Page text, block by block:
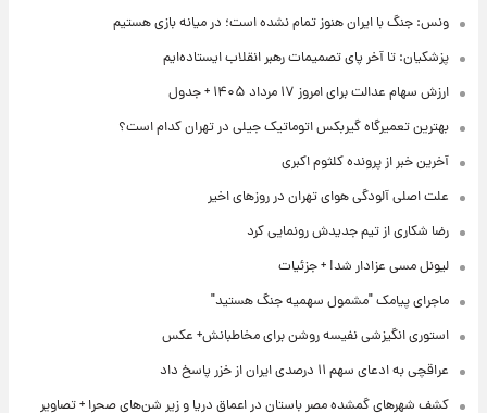
ونس: جنگ با ایران هنوز تمام نشده است؛ در میانه بازی هستیم
پزشکیان: تا آخر پای تصمیمات رهبر انقلاب ایستاده‌ایم
ارزش سهام عدالت برای امروز ۱۷ مرداد ۱۴۰۵ + جدول
بهترین تعمیرگاه گیربکس اتوماتیک جیلی در تهران کدام است؟
آخرین خبر از پرونده کلثوم اکبری
علت اصلی آلودگی هوای تهران در روزهای اخیر
رضا شکاری از تیم جدیدش رونمایی کرد
لیونل مسی عزادار شد! + جزئیات
ماجرای پیامک "مشمول سهمیه جنگ هستید"
استوری انگیزشی نفیسه روشن برای مخاطبانش+ عکس
عراقچی به ادعای سهم ۱۱ درصدی ایران از خزر پاسخ داد
کشف شهرهای گمشده مصر باستان در اعماق دریا و زیر شن‌های صحرا + تصاویر